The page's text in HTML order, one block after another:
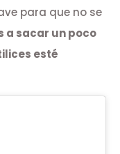
para que no se
a sacar un poco
esté